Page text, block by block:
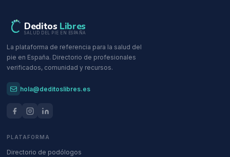
Deditos Libres
SALUD DEL PIE EN ESPAÑA
La plataforma de referencia para la salud del
pie en España. Directorio de profesionales
verificados, comunidad y recursos.
hola@deditoslibres.es
PLATAFORMA
Directorio de podólogos